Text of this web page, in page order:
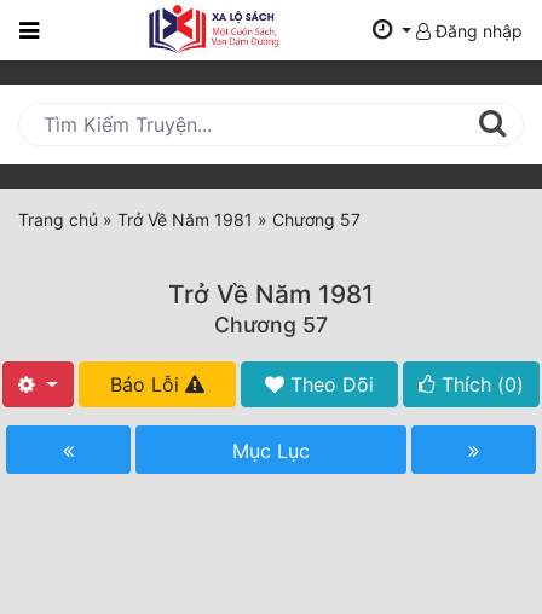
Trang
Mới
Cập
Nhật
(current)
Tất Cả
Đăng nhập
Trang chủ » Trở Về Năm 1981 » Chương 57
Trở Về Năm 1981
Chương 57
Báo Lỗi Theo Dõi Thích (0)
Mục Lục